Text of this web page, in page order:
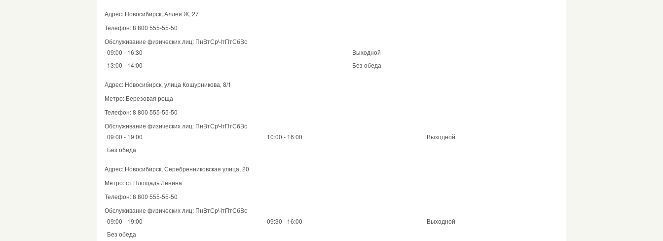
Адрес: Новосибирск, Аллея Ж, 27
Телефон: 8 800 555-55-50
Обслуживание физических лиц: ПнВтСрЧтПтСбВс
09:00 - 16:30
Выходной
13:00 - 14:00
Без обеда
Адрес: Новосибирск, улица Кошурникова, 8/1
Метро: Березовая роща
Телефон: 8 800 555-55-50
Обслуживание физических лиц: ПнВтСрЧтПтСбВс
09:00 - 19:00
10:00 - 16:00
Выходной
Без обеда
Адрес: Новосибирск, Серебренниковская улица, 20
Метро: ст Площадь Ленина
Телефон: 8 800 555-55-50
Обслуживание физических лиц: ПнВтСрЧтПтСбВс
09:00 - 19:00
09:30 - 16:00
Выходной
Без обеда